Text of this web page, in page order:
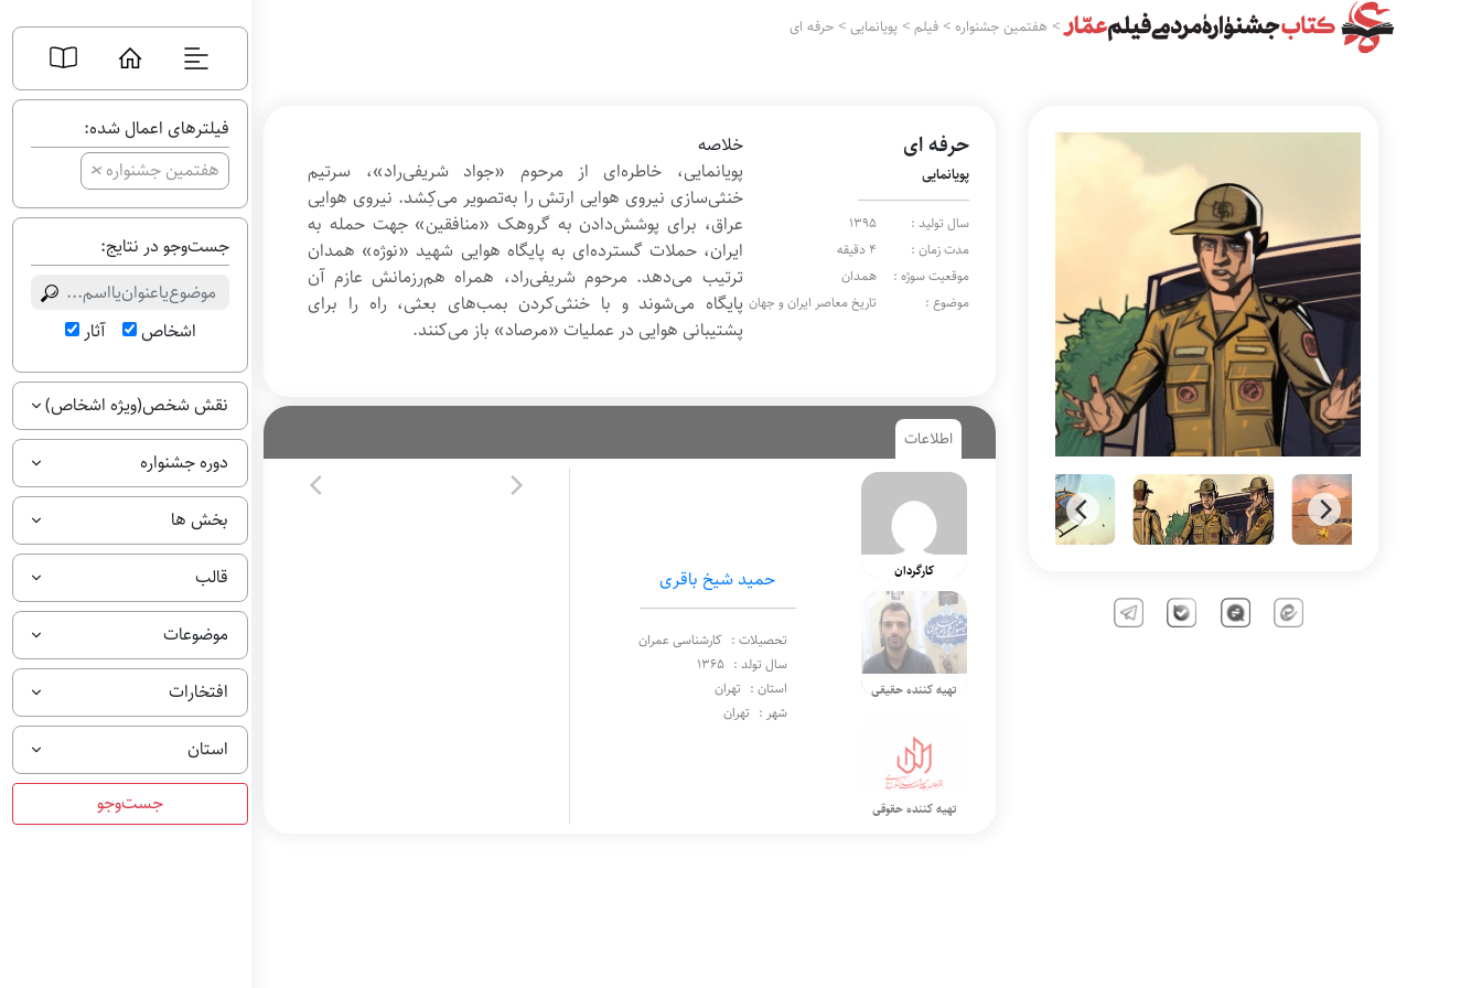
فیلترهای اعمال شده:
هفتمین جشنواره+
جست‌وجو در نتایج:
اشخاص آثار
نقش شخص(ویژه اشخاص)
دوره جشنواره
بخش ها
قالب
موضوعات
افتخارات
استان
> هفتمین جشنواره >فیلم >پویانمایی >حرفه ای
حرفه ای
پویانمایی
سال تولید :
1395
مدت زمان :
4 دقیقه
موقعیت سوژه :
همدان
موضوع :
تاریخ معاصر ایران و جهان
خلاصه
پویانمایی، خاطره‌ای از مرحوم «جواد شریفی‌راد»، سرتیم
خنثی‌سازی نیروی هوایی ارتش را به‌تصویر می‌کِشد. نیروی هوایی
عراق، برای پوشش‌دادن به گروهک «منافقین» جهت حمله به
ایران، حملات گسترده‌ای به پایگاه هوایی شهید «نوژه» همدان
ترتیب می‌دهد. مرحوم شریفی‌راد، همراه هم‌رزمانش عازم آن
پایگاه می‌شوند و با خنثی‌کردن بمب‌های بعثی، راه را برای
پشتیبانی هوایی در عملیات «مرصاد» باز می‌کنند.
اطلاعات
کارگردان
تهیه کننده حقیقی
تهیه کننده حقوقی
حمید شیخ باقری
تحصیلات : کارشناسی عمران
سال تولد : 1365
استان : تهران
شهر : تهران